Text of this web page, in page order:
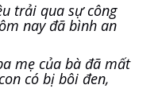
trải qua sự công
nay đã bình an
mẹ của bà đã mất
có bị bôi đen,